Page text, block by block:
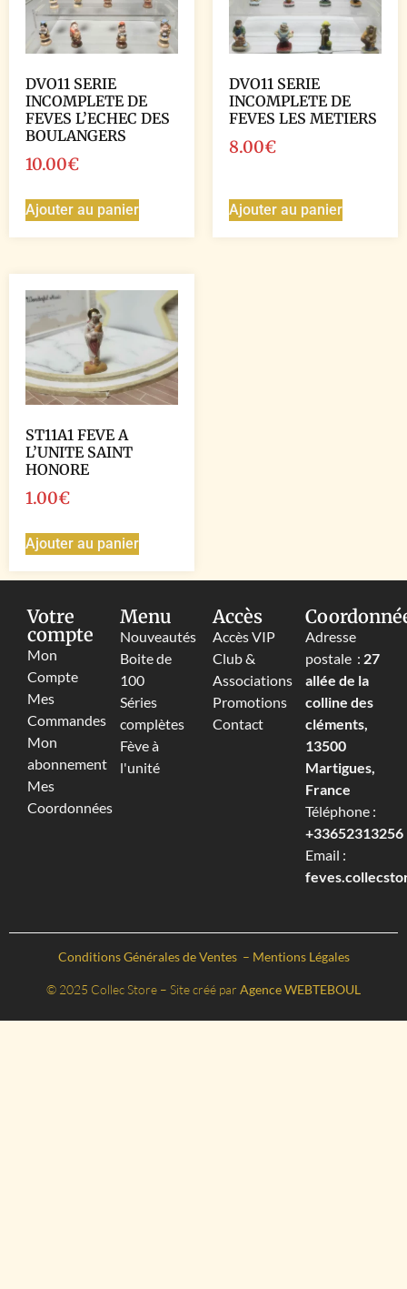
DVO11 SERIE
INCOMPLETE DE
FEVES L’ECHEC DES
BOULANGERS
10.00€
Ajouter au panier
DVO11 SERIE
INCOMPLETE DE
FEVES LES METIERS
8.00€
Ajouter au panier
ST11A1 FEVE A
L’UNITE SAINT
HONORE
1.00€
Ajouter au panier
Votre
compte
Mon
Compte
Mes
Commandes
Mon
abonnement
Mes
Coordonnées
Menu
Nouveautés
Boite de
100
Séries
complètes
Fève à
l'unité
Accès
Accès VIP
Club &
Associations
Promotions
Contact
Adresse
postale : 27
allée de la
colline des
cléments,
13500
Martigues,
France
Téléphone :
+33652313256‬
Email :
Conditions Générales de Ventes – Mentions Légales
© 2025 Collec Store – Site créé par Agence WEBTEBOUL